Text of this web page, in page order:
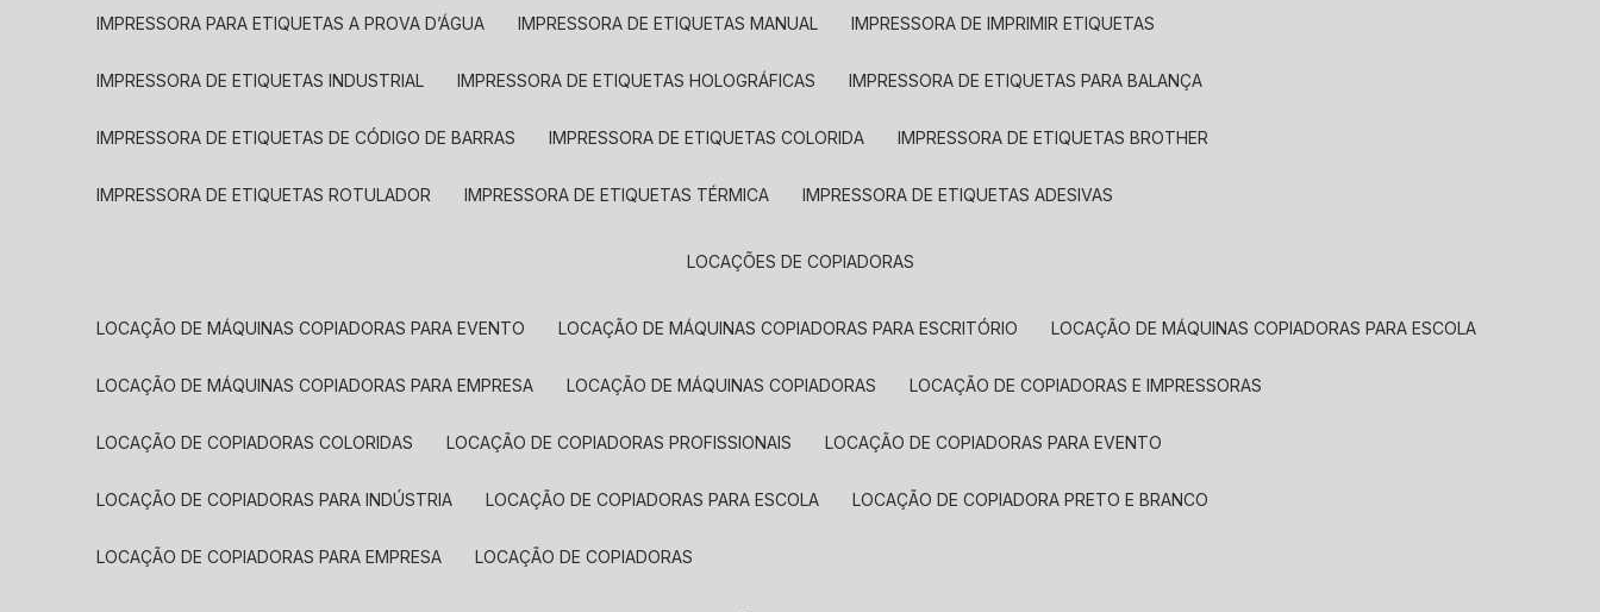
IMPRESSORA PARA ETIQUETAS A PROVA D’ÁGUA IMPRESSORA DE ETIQUETAS MANUAL IMPRESSORA DE IMPRIMIR ETIQUETAS
IMPRESSORA DE ETIQUETAS INDUSTRIAL IMPRESSORA DE ETIQUETAS HOLOGRÁFICAS IMPRESSORA DE ETIQUETAS PARA BALANÇA
IMPRESSORA DE ETIQUETAS DE CÓDIGO DE BARRAS IMPRESSORA DE ETIQUETAS COLORIDA IMPRESSORA DE ETIQUETAS BROTHER
IMPRESSORA DE ETIQUETAS ROTULADOR IMPRESSORA DE ETIQUETAS TÉRMICA IMPRESSORA DE ETIQUETAS ADESIVAS
LOCAÇÕES DE COPIADORAS
LOCAÇÃO DE MÁQUINAS COPIADORAS PARA EVENTO LOCAÇÃO DE MÁQUINAS COPIADORAS PARA ESCRITÓRIO LOCAÇÃO DE MÁQUINAS COPIADORAS PARA ESCOLA
LOCAÇÃO DE MÁQUINAS COPIADORAS PARA EMPRESA LOCAÇÃO DE MÁQUINAS COPIADORAS LOCAÇÃO DE COPIADORAS E IMPRESSORAS
LOCAÇÃO DE COPIADORAS COLORIDAS LOCAÇÃO DE COPIADORAS PROFISSIONAIS LOCAÇÃO DE COPIADORAS PARA EVENTO
LOCAÇÃO DE COPIADORAS PARA INDÚSTRIA LOCAÇÃO DE COPIADORAS PARA ESCOLA LOCAÇÃO DE COPIADORA PRETO E BRANCO
LOCAÇÃO DE COPIADORAS PARA EMPRESA LOCAÇÃO DE COPIADORAS